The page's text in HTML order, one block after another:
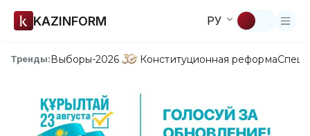
KAZINFORM РУ
Тренды:Выборы-2026 Конституционная реформа